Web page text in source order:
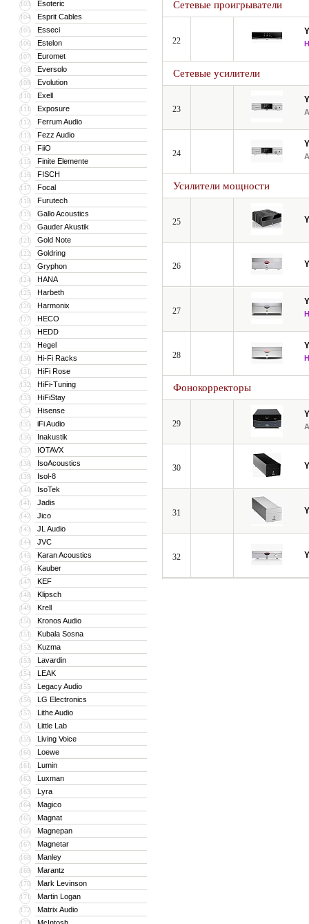
103 Esoteric
104 Esprit Cables
105 Esseci
106 Estelon
107 Euromet
108 Eversolo
109 Evolution
110 Exell
111 Exposure
112 Ferrum Audio
113 Fezz Audio
114 FiiO
115 Finite Elemente
116 FISCH
117 Focal
118 Furutech
119 Gallo Acoustics
120 Gauder Akustik
121 Gold Note
122 Goldring
123 Gryphon
124 HANA
125 Harbeth
126 Harmonix
127 HECO
128 HEDD
129 Hegel
130 Hi-Fi Racks
131 HiFi Rose
132 HiFi-Tuning
133 HiFiStay
134 Hisense
135 iFi Audio
136 Inakustik
137 IOTAVX
138 IsoAcoustics
139 Isol-8
140 IsoTek
141 Jadis
142 Jico
143 JL Audio
144 JVC
145 Karan Acoustics
146 Kauber
147 KEF
148 Klipsch
149 Krell
150 Kronos Audio
151 Kubala Sosna
152 Kuzma
153 Lavardin
154 LEAK
155 Legacy Audio
156 LG Electronics
157 Lithe Audio
158 Little Lab
159 Living Voice
160 Loewe
161 Lumin
162 Luxman
163 Lyra
164 Magico
165 Magnat
166 Magnepan
167 Magnetar
168 Manley
169 Marantz
170 Mark Levinson
171 Martin Logan
172 Matrix Audio
Сетевые проигрыватели
22
Сетевые усилители
23
24
Усилители мощности
25
26
27
28
Фонокорректоры
29
30
31
32